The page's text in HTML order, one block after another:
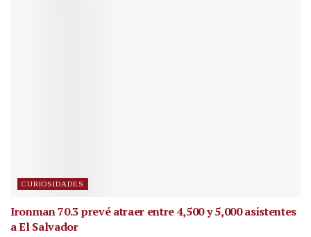
CURIOSIDADES
Ironman 70.3 prevé atraer entre 4,500 y 5,000 asistentes
a El Salvador